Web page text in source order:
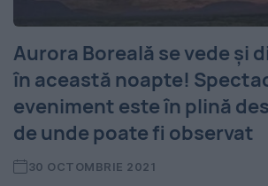
Aurora Boreală se vede și
în această noapte!
eveniment este în plină
de unde poate fi observat
30 OCTOMBRIE 2021